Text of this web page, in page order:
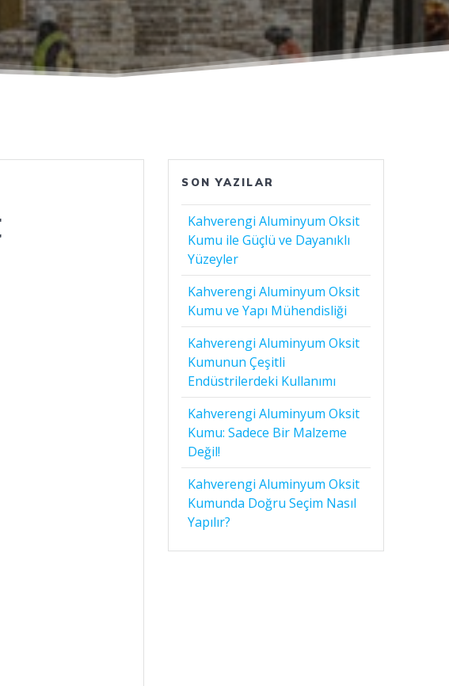
SON YAZILAR
Kahverengi Aluminyum Oksit
Kumu ile Güçlü ve Dayanıklı
Yüzeyler
Kahverengi Aluminyum Oksit
Kumu ve Yapı Mühendisliği
Kahverengi Aluminyum Oksit
Kumunun Çeşitli
Endüstrilerdeki Kullanımı
Kahverengi Aluminyum Oksit
Kumu: Sadece Bir Malzeme
Değil!
Kahverengi Aluminyum Oksit
Kumunda Doğru Seçim Nasıl
Yapılır?